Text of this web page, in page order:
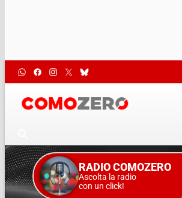
RADIO COMOZERO
Ascolta la radio
con un click!